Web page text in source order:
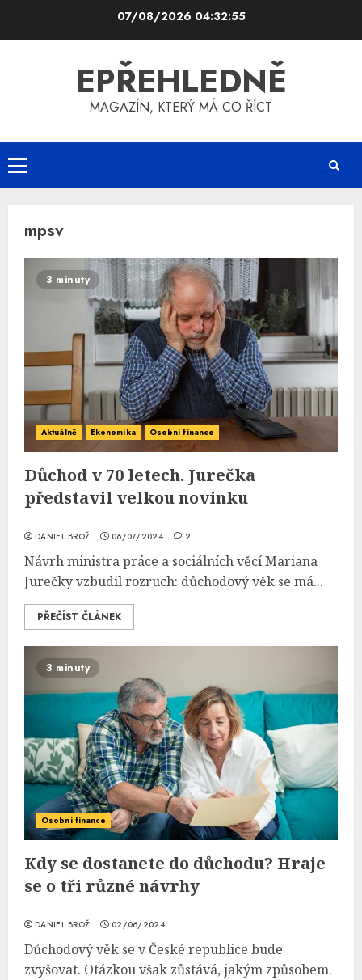
07/08/2026 04:32:56
EPŘEHLEDNĚ
MAGAZÍN, KTERÝ MÁ CO ŘÍCT
Primary
Menu
mpsv
3 minuty
Aktuálně Ekonomika Osobní finance
Důchod v 70 letech. Jurečka
představil velkou novinku
DANIEL BROŽ 06/07/2024 2
Návrh ministra práce a sociálních věcí Mariana
Jurečky vzbudil rozruch: důchodový věk se má...
PŘEČÍST ČLÁNEK
3 minuty
Osobní finance
Kdy se dostanete do důchodu? Hraje
se o tři různé návrhy
DANIEL BROŽ 02/06/2024
Důchodový věk se v České republice bude
zvyšovat. Otázkou však zůstává, jakým způsobem.